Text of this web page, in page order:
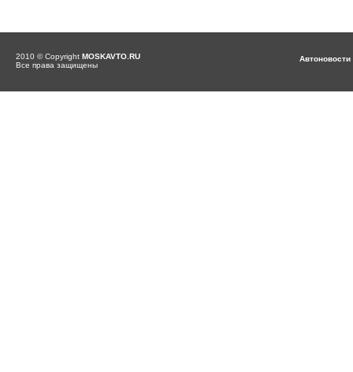
2010 © Copyright MOSKAVTO.RU
Все права защищены
Автоновости